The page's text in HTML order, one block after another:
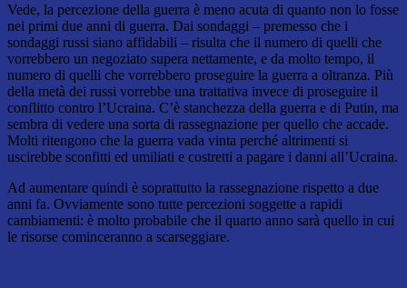
Vede, la percezione della guerra è meno acuta di quanto non lo fosse
nei primi due anni di guerra. Dai sondaggi – premesso che i
sondaggi russi siano affidabili – risulta che il numero di quelli che
vorrebbero un negoziato supera nettamente, e da molto tempo, il
numero di quelli che vorrebbero proseguire la guerra a oltranza. Più
della metà dei russi vorrebbe una trattativa invece di proseguire il
conflitto contro l’Ucraina. C’è stanchezza della guerra e di Putin, ma
sembra di vedere una sorta di rassegnazione per quello che accade.
Molti ritengono che la guerra vada vinta perché altrimenti si
uscirebbe sconfitti ed umiliati e costretti a pagare i danni all’Ucraina.
Ad aumentare quindi è soprattutto la rassegnazione rispetto a due
anni fa. Ovviamente sono tutte percezioni soggette a rapidi
cambiamenti: è molto probabile che il quarto anno sarà quello in cui
le risorse cominceranno a scarseggiare.